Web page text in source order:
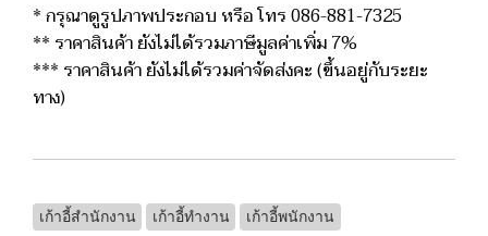
* กรุณาดูรูปภาพประกอบ หรือ โทร 086-881-7325
** ราคาสินค้า ยังไม่ได้รวมภาษีมูลค่าเพิ่ม 7%
*** ราคาสินค้า ยังไม่ได้รวมค่าจัดส่งคะ (ขึ้นอยู่กับระยะ
ทาง)
เก้าอี้สำนักงาน เก้าอี้ทำงาน
เก้าอี้พนักงาน